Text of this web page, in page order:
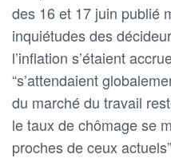
des 16 et 17 juin publié
inquiétudes des
l’inflation s’étaient
“s’attendaient
du marché du travail
le taux de chômage se
proches de ceux